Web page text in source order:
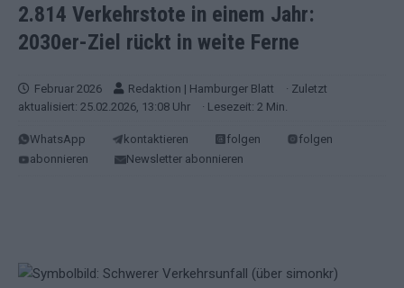
2.814 Verkehrstote in einem Jahr:
2030er-Ziel rückt in weite Ferne
Februar 2026 Redaktion | Hamburger Blatt
· Zuletzt
aktualisiert: 25.02.2026, 13:08 Uhr
· Lesezeit: 2 Min.
WhatsApp kontaktieren folgen
folgen
abonnieren
Newsletter abonnieren